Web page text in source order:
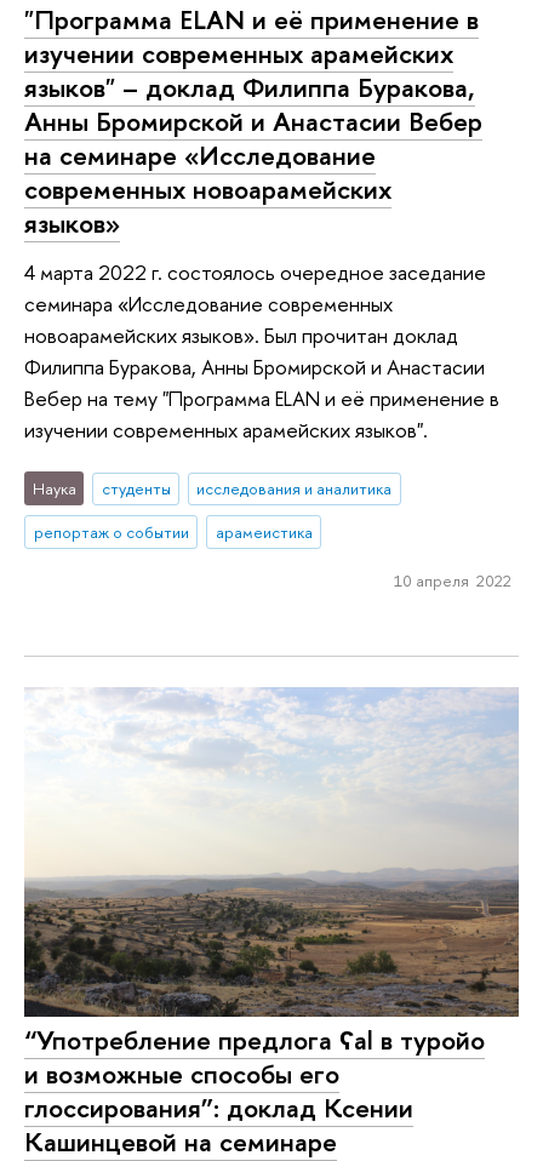
"Программа ELAN и её применение в
изучении современных арамейских
языков" – доклад Филиппа Буракова,
Анны Бромирской и Анастасии Вебер
на семинаре «Исследование
современных новоарамейских
языков»
4 марта 2022 г. состоялось очередное заседание
семинара «Исследование современных
новоарамейских языков». Был прочитан доклад
Филиппа Буракова, Анны Бромирской и Анастасии
Вебер на тему "Программа ELAN и её применение в
изучении современных арамейских языков".
Наука студенты
исследования и аналитика
репортаж о событии
арамеистика
10 апреля 2022
“Употребление предлога ʕal в туройо
и возможные способы его
глоссирования”: доклад Ксении
Кашинцевой на семинаре